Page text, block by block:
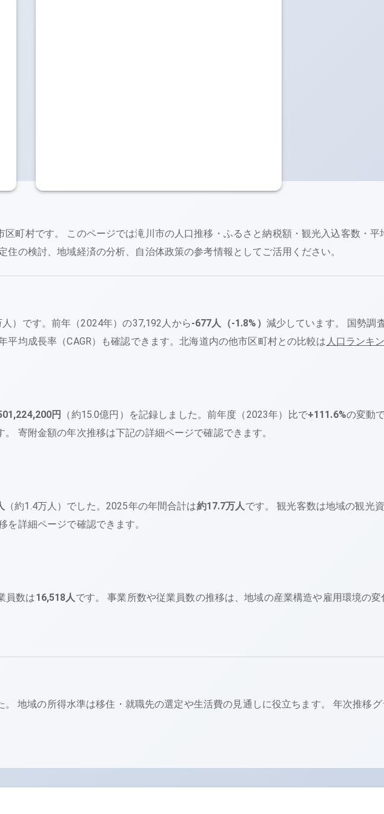
区町村です。 このページでは滝川市の人口推移・ふるさと納税額・観光入込客数・
の検討、地域経済の分析、自治体政策の参考情報としてご活用ください。
）です。 前年（2024年）の37,192 人から-677人（-1.8%） 減少しています。
国勢調
平均成長率（CAGR）も確認できます。北海道内の他市区町村との比較は 人口ランキ
円 （約15.0億円 ）を記録しました。前年度（2023年）比で+111.6%の変動で
寄附金額の年次推移は下記の詳細ページで確認できます。
（約1.4万人 ）でした。 2025年の年間合計は約17.7万人です。
観光客数は地域の観光
詳細ページで確認できます。
員数は16,518人です。 事業所数や従業員数の推移は、地域の産業構造や雇用環境の
地域の所得水準は移住・就職先の選定や生活費の見通しに役立ちます。 年次推移グ